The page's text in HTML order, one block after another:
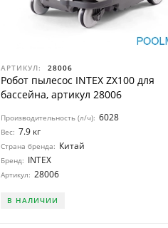
АРТИКУЛ: 28006
Робот пылесос INTEX ZX100 для
бассейна, артикул 28006
Производительность (л/ч): 6028
Вес: 7.9 кг
Страна бренда: Китай
Бренд: INTEX
Артикул: 28006
В НАЛИЧИИ